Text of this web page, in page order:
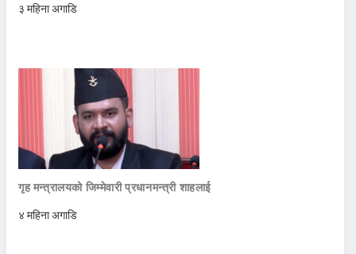
३ महिना अगाडि
गृह मन्त्रालयको जिम्मेवारी प्रधानमन्त्री शाहलाई
४ महिना अगाडि